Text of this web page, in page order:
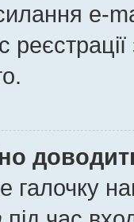
e-
галочку